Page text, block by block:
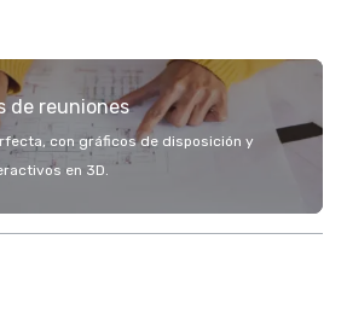
de reuniones
con gráficos de disposición y
en 3D.